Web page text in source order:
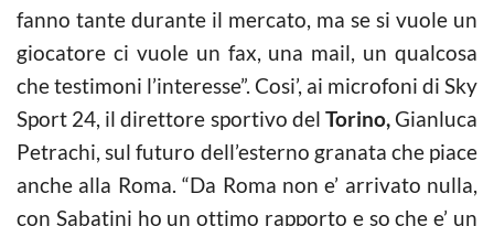
fanno tante durante il mercato, ma se si vuole un
giocatore ci vuole un fax, una mail, un qualcosa
che testimoni l’interesse”. Cosi’, ai microfoni di Sky
Sport 24, il direttore sportivo del Torino,Gianluca
Petrachi, sul futuro dell’esterno granata che piace
anche alla Roma. “Da Roma non e’ arrivato nulla,
con Sabatini ho un ottimo rapporto e so che e’ un